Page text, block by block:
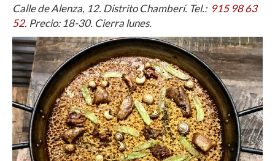
Calle de Alenza, 12. Distrito Chamberí. Tel.: 915 98 63
52. Precio: 18-30. Cierra lunes.